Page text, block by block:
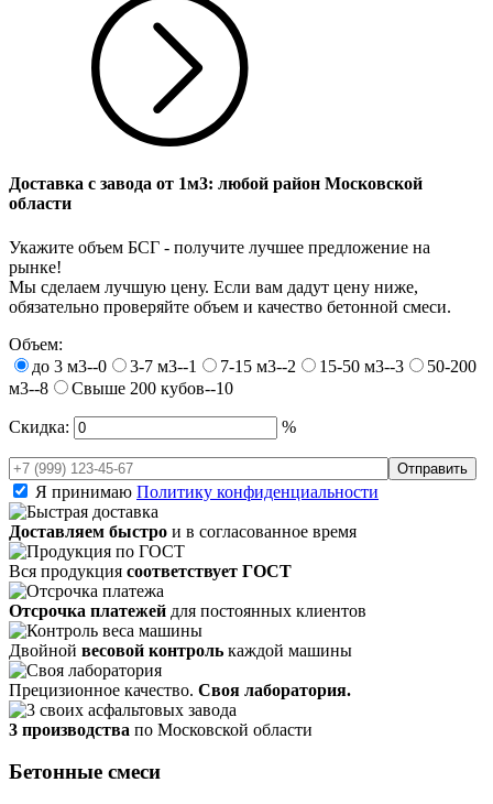
Доставка с завода от 1м3: любой район Московской
области
Укажите объем БСГ - получите лучшее предложение на
рынке!
Мы сделаем лучшую цену. Если вам дадут цену ниже,
обязательно проверяйте объем и качество бетонной смеси.
Объем:
до 3 м3--0
3-7 м3--1 7-15 м3--2 15-50 м3--3
50-200
м3--8
Свыше 200 кубов--10
Скидка: %
Я принимаю Политику конфиденциальности
Доставляем быстро и в согласованное время
Вся продукция соответствует ГОСТ
Отсрочка платежей для постоянных клиентов
Двойной весовой контроль каждой машины
Прецизионное качество. Своя лаборатория.
3 производства по Московской области
Бетонные смеси